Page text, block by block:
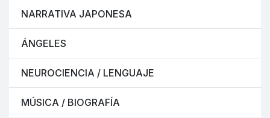
NARRATIVA JAPONESA
ÁNGELES
NEUROCIENCIA / LENGUAJE
MÚSICA / BIOGRAFÍA